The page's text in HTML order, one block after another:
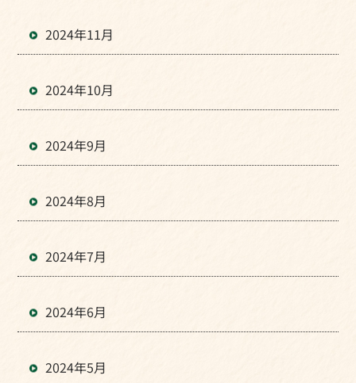
2024年11月
2024年10月
2024年9月
2024年8月
2024年7月
2024年6月
2024年5月